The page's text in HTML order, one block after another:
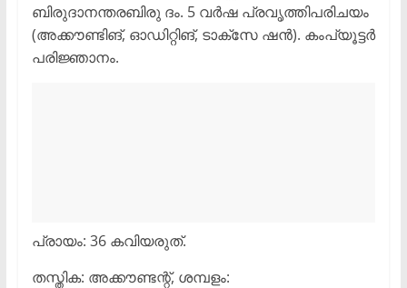
ബിരുദാനന്തരബിരു ദം. 5 വർഷ പ്രവൃത്തിപരിചയം
(അക്കൗണ്ടിങ്, ഓഡിറ്റിങ്, ടാക്സേ ഷൻ). കംപ്യൂട്ടർ
പരിജ്ഞാനം.
പ്രായം: 36 കവിയരുത്.
തസ്തിക: അക്കൗണ്ടന്റ്, ശമ്പളം: